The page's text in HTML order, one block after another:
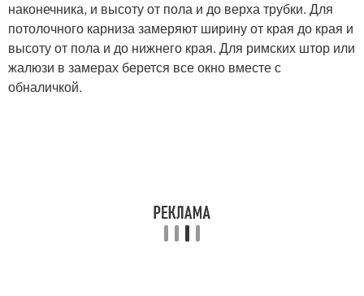
наконечника, и высоту от пола и до верха трубки. Для
потолочного карниза замеряют ширину от края до края и
высоту от пола и до нижнего края. Для римских штор или
жалюзи в замерах берется все окно вместе с
обналичкой.